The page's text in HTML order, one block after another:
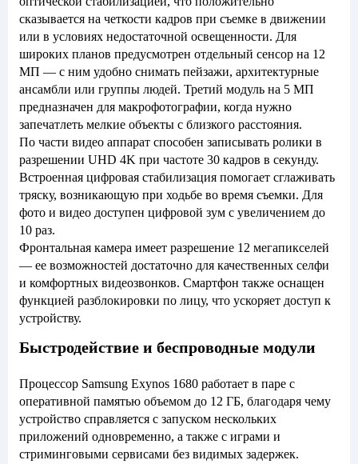
сказывается на четкости кадров при съемке в движении
или в условиях недостаточной освещенности. Для
широких планов предусмотрен отдельный сенсор на 12
МП — с ним удобно снимать пейзажи, архитектурные
ансамбли или группы людей. Третий модуль на 5 МП
предназначен для макрофотографии, когда нужно
запечатлеть мелкие объекты с близкого расстояния.
По части видео аппарат способен записывать ролики в
разрешении UHD 4K при частоте 30 кадров в секунду.
Встроенная цифровая стабилизация помогает сглаживать
тряску, возникающую при ходьбе во время съемки. Для
фото и видео доступен цифровой зум с увеличением до
10 раз.
Фронтальная камера имеет разрешение 12 мегапикселей
— ее возможностей достаточно для качественных селфи
и комфортных видеозвонков. Смартфон также оснащен
функцией разблокировки по лицу, что ускоряет доступ к
устройству.
Быстродействие и беспроводные модули
Процессор Samsung Exynos 1680 работает в паре с
оперативной памятью объемом до 12 ГБ, благодаря чему
устройство справляется с запуском нескольких
приложений одновременно, а также с играми и
стриминговыми сервисами без видимых задержек.